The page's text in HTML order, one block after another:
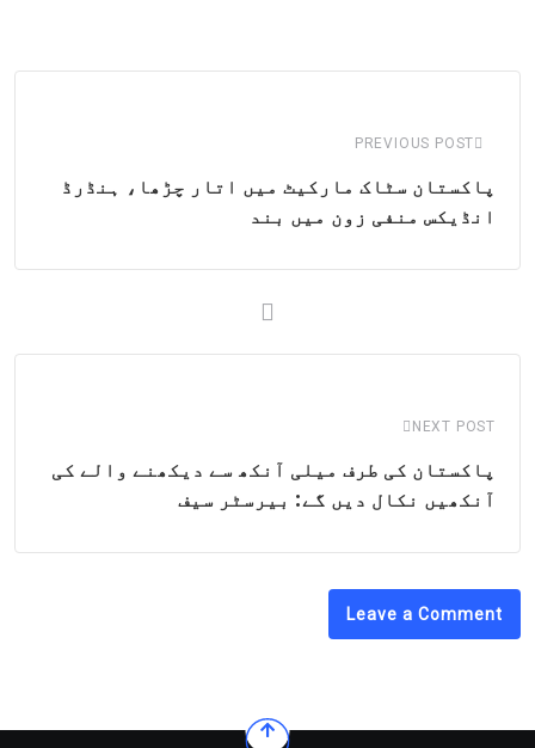
PREVIOUS POST
پاکستان سٹاک مارکیٹ میں اتار چڑھا، ہنڈرڈ
انڈیکس منفی زون میں بند
NEXT POST
پاکستان کی طرف میلی آنکھ سے دیکھنے والے کی
آنکھیں نکال دیں گے: بیرسٹر سیف
Leave a Comment